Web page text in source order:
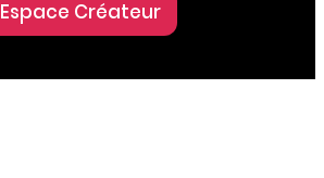
Espace Créateur